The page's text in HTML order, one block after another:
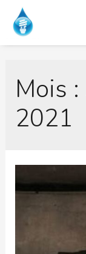
Mois :
2021